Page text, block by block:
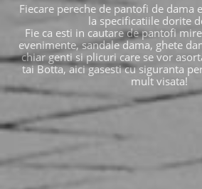
Fiecare pereche de pantofi de dama
la specificatiile dorite
Fie ca esti in cautare de pantofi
evenimente, sandale dama, ghete
chiar genti si plicuri care se vor
tai Botta, aici gasesti cu siguranta
mult visata!